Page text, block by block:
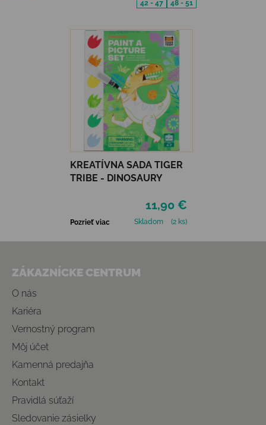
42 - 47
48 - 51
KREATÍVNA SADA TIGER
TRIBE - DINOSAURY
11,90 €
Pozrieť viac Skladom (2 ks)
ZÁKAZNÍCKE CENTRUM
O nás
Kariéra
Vernostný program
Môj účet
Kamenná predajňa
Kontakt
Pravidlá súťaží
Sledovanie zásielky